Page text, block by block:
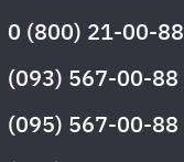
0 (800) 21-00-88
(093) 567-00-88
(095) 567-00-88